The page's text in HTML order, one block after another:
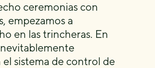
ceremonias con
empezamos a
en las trincheras. En
sistema de control de